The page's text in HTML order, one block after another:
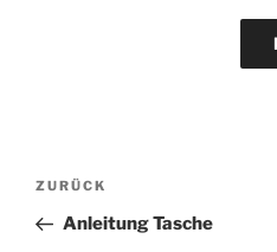
Beitragsnavigation
Vorheriger
Beitrag
ZURÜCK
Anleitung Tasche